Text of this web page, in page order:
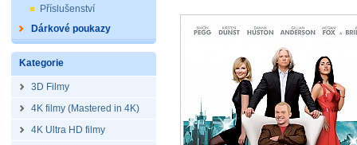
Příslušenství
Dárkové poukazy
Kategorie
3D Filmy
4K filmy (Mastered in 4K)
4K Ultra HD filmy